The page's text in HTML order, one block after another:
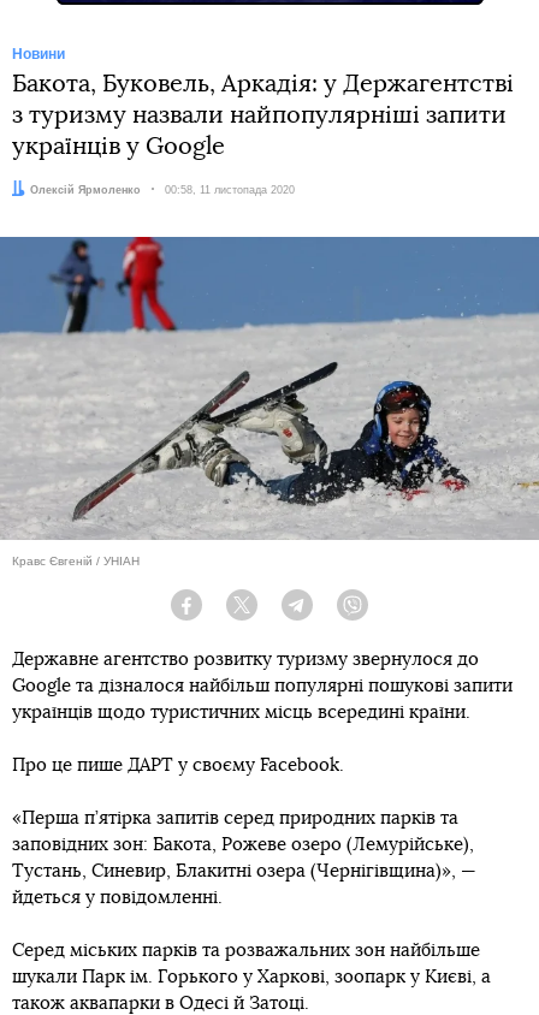
Новини
Бакота, Буковель, Аркадія: у Держагентстві
з туризму назвали найпопулярніші запити
українців у Google
Автор:
Олексій Ярмоленко Дата:
00:58, 11 листопада 2020
Кравс Євгеній / УНІАН
Facebook Twitter Telegram
Державне агентство розвитку туризму звернулося до
Google та дізналося найбільш популярні пошукові запити
українців щодо туристичних місць всередині країни.
Про це пише ДАРТ у своєму Facebook.
«Перша п’ятірка запитів серед природних парків та
заповідних зон: Бакота, Рожеве озеро (Лемурійське),
Тустань, Синевир, Блакитні озера (Чернігівщина)», —
йдеться у повідомленні.
Серед міських парків та розважальних зон найбільше
шукали Парк ім. Горького у Харкові, зоопарк у Києві, а
також аквапарки в Одесі й Затоці.